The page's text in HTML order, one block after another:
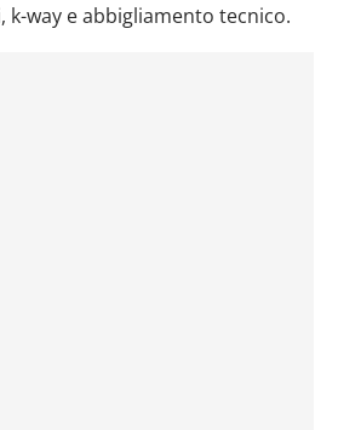
way e abbigliamento tecnico.